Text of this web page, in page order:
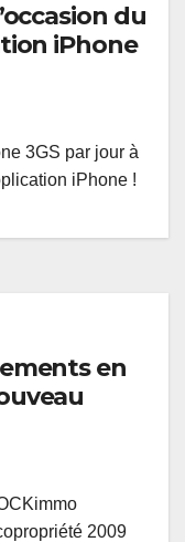
du
iPhone
3GS par jour à
iPhone !
en
2009